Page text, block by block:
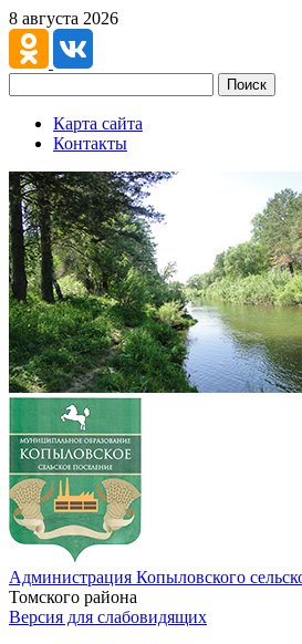
8 августа 2026
Поиск
Карта сайта
Контакты
Администрация Копыловского
Томского района
Версия для слабовидящих